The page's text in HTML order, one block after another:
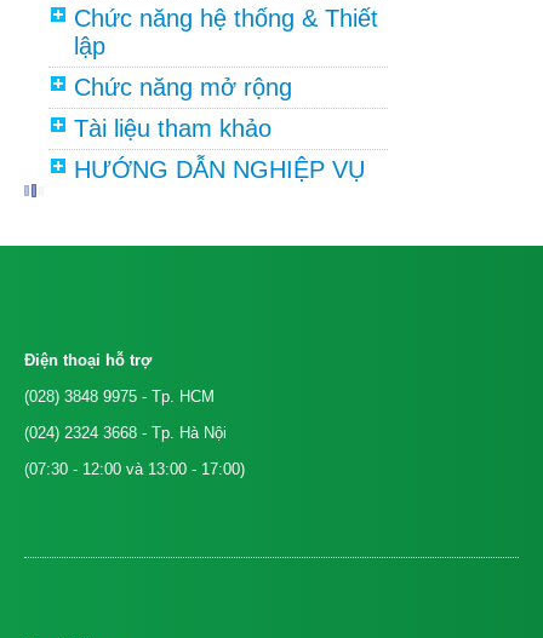
Chức năng hệ thống & Thiết
lập
Chức năng mở rộng
Tài liệu tham khảo
HƯỚNG DẪN NGHIỆP VỤ
Điện thoại hỗ trợ
(028) 3848 9975 - Tp. HCM
(024) 2324 3668 - Tp. Hà Nội
(07:30 - 12:00 và 13:00 - 17:00)